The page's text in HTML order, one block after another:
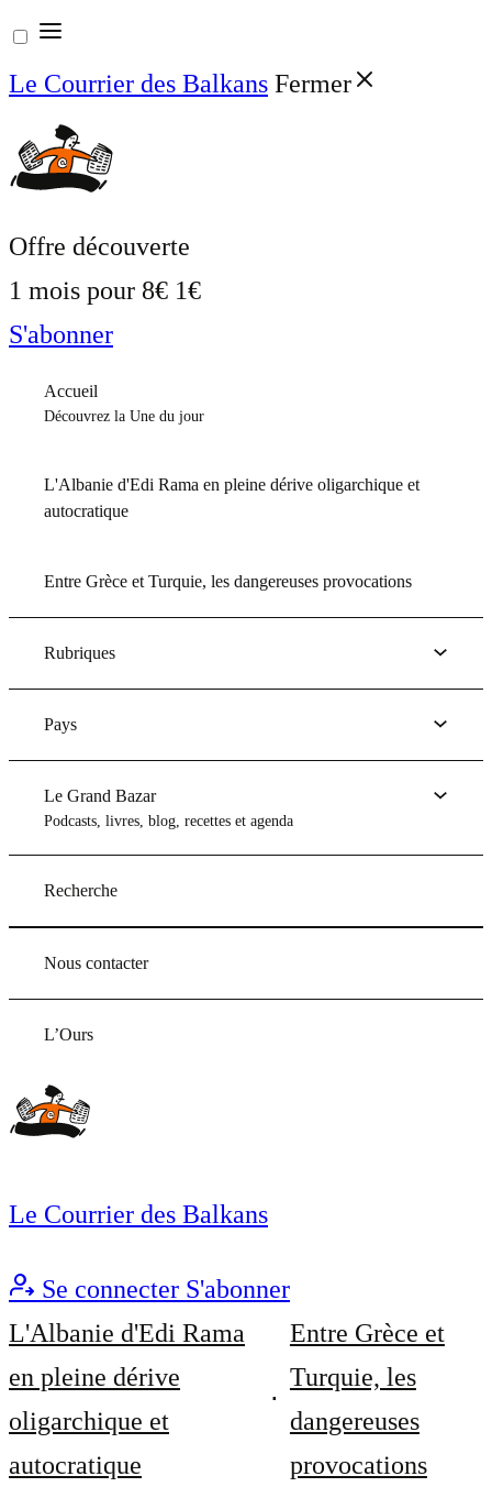
Aller
au
contenu
Le Courrier des Balkans Fermer
Offre découverte
1 mois pour 8€ 1€
S'abonner
Accueil
Découvrez la Une du jour
L'Albanie d'Edi Rama en pleine dérive oligarchique et
autocratique
Entre Grèce et Turquie, les dangereuses provocations
Rubriques
Pays
Le Grand Bazar
Podcasts, livres, blog, recettes et agenda
Recherche
Nous contacter
L’Ours
Le Courrier des Balkans
Se connecter S'abonner
L'Albanie d'Edi Rama
en pleine dérive
oligarchique et
autocratique
Entre Grèce et
Turquie, les
dangereuses
provocations